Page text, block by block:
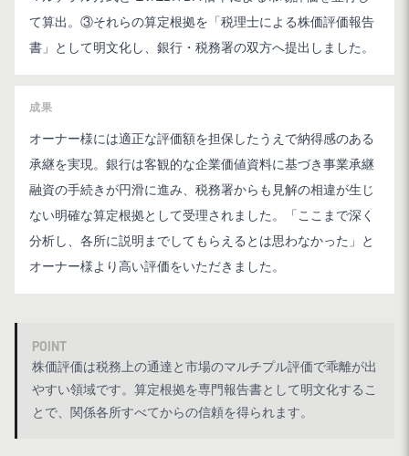
て算出。③それらの算定根拠を「税理士による株価評価報告
書」として明文化し、銀行・税務署の双方へ提出しました。
成果
オーナー様には適正な評価額を担保したうえで納得感のある
承継を実現。銀行は客観的な企業価値資料に基づき事業承継
融資の手続きが円滑に進み、税務署からも見解の相違が生じ
ない明確な算定根拠として受理されました。「ここまで深く
分析し、各所に説明までしてもらえるとは思わなかった」と
オーナー様より高い評価をいただきました。
POINT
株価評価は税務上の通達と市場のマルチプル評価で乖離が出
やすい領域です。算定根拠を専門報告書として明文化するこ
とで、関係各所すべてからの信頼を得られます。